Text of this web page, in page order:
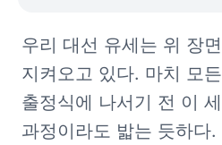
우리 대선 유세는 위 장
지켜오고 있다. 마치 모
출정식에 나서기 전 이
과정이라도 밟는 듯하다